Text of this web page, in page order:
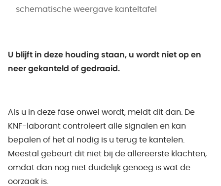
schematische weergave kanteltafel
U blijft in deze houding staan, u wordt niet op en
neer gekanteld of gedraaid.
Als u in deze fase onwel wordt, meldt dit dan. De
KNF-laborant controleert alle signalen en kan
bepalen of het al nodig is u terug te kantelen.
Meestal gebeurt dit niet bij de allereerste klachten,
omdat dan nog niet duidelijk genoeg is wat de
oorzaak is.